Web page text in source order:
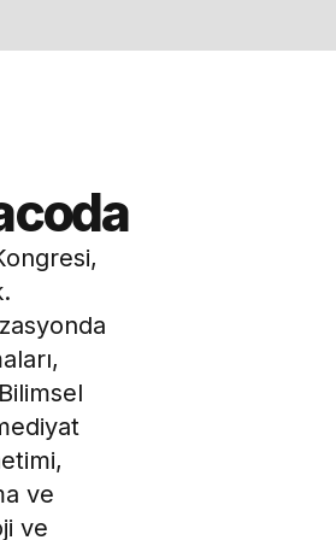
ve
ve